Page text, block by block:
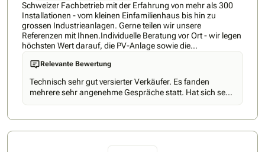
Schweizer Fachbetrieb mit der Erfahrung von mehr als 300
Installationen - vom kleinen Einfamilienhaus bis hin zu
grossen Industrieanlagen. Gerne teilen wir unsere
Referenzen mit Ihnen.Individuelle Beratung vor Ort - wir legen
höchsten Wert darauf, die PV-Anlage sowie die
Wärmepumpe genau auf Ihre Bedürfnisse sowie auf die
Gegebenheiten Vor-Ort anzupassen, damit die Qualität der
Installation optimal ist.Schnelle Umsetzung: Wir können die
Anlage innerhalb von 10-12 Wochen installieren.Qualität: Wir
geben Ihnen eine Montagegarantie von 10 Jahren als
Qualitätsversprechen. Zudem sind wir selbstverständlich
In unserem Standardsortiment befinden sich asiatische
Relevante Bewertung
Technisch sehr gut versierter Verkäufer. Es fanden
mehrere sehr angenehme Gespräche statt. Hat sich sehr
viel Mühe gegeben und auf Spezial-Anforderungen sofort